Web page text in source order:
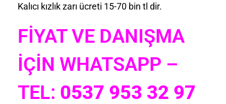
Kalıcı kızlık zarı ücreti 15-70 bin tl dir.
FİYAT VE DANIŞMA
İÇİN WHATSAPP –
TEL: 0537 953 32 97